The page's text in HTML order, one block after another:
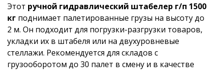
Этот ручной гидравлический штабелер г/п 1500
кг поднимает палетированные грузы на высоту до
2 м. Он подходит для погрузки-разгрузки товаров,
укладки их в штабеля или на двухуровневые
стеллажи. Рекомендуется для складов с
грузооборотом до 30 палет в смену и в качестве